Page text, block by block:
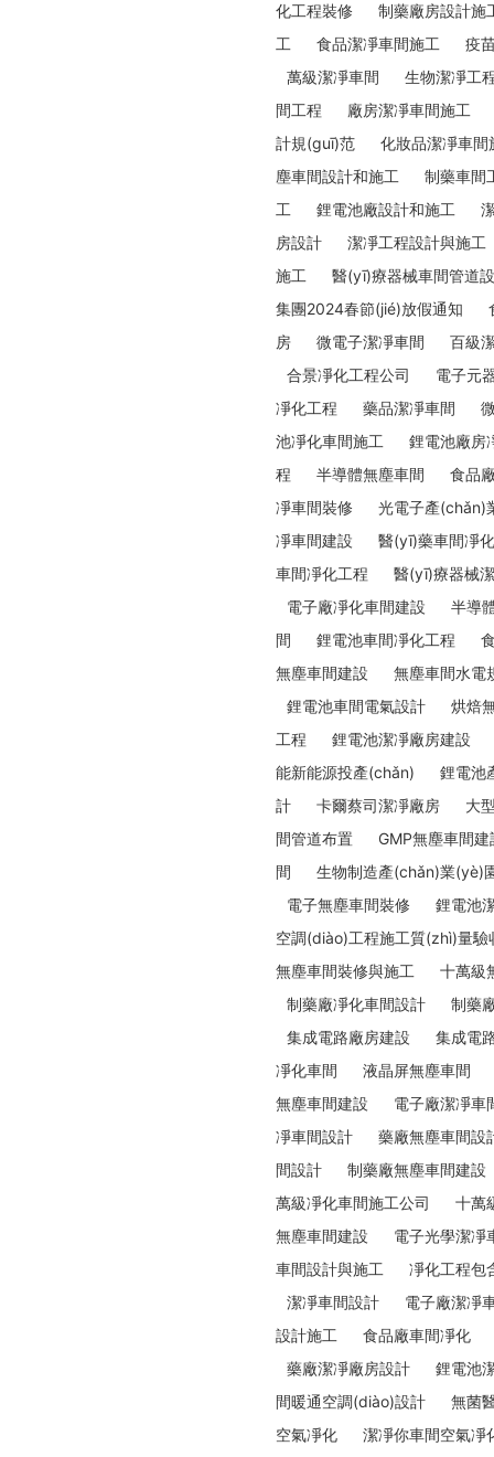
化工程裝修
制藥廠房設計施
工
食品潔凈車間施工
疫
萬級潔凈車間
生物潔凈工
間工程
廠房潔凈車間施工
計規(guī)范
化妝品潔凈車間
塵車間設計和施工
制藥車間
工
鋰電池廠設計和施工
房設計
潔凈工程設計與施工
施工
醫(yī)療器械車間管道
集團2024春節(jié)放假通知
房
微電子潔凈車間
百級
合景凈化工程公司
電子元
凈化工程
藥品潔凈車間
池凈化車間施工
鋰電池廠房
程
半導體無塵車間
食品
凈車間裝修
光電子產(chǎn)
凈車間建設
醫(yī)藥車間凈
車間凈化工程
醫(yī)療器械
電子廠凈化車間建設
半導
間
鋰電池車間凈化工程
無塵車間建設
無塵車間水電
鋰電池車間電氣設計
烘焙
工程
鋰電池潔凈廠房建設
能新能源投產(chǎn)
鋰電池
計
卡爾蔡司潔凈廠房
大
間管道布置
GMP無塵車間建
間
生物制造產(chǎn)業(yè)
電子無塵車間裝修
鋰電池
空調(diào)工程施工質(zhì)量驗
無塵車間裝修與施工
十萬級
制藥廠凈化車間設計
制藥
集成電路廠房建設
集成電
凈化車間
液晶屏無塵車間
無塵車間建設
電子廠潔凈車
凈車間設計
藥廠無塵車間設
間設計
制藥廠無塵車間建設
萬級凈化車間施工公司
十萬
無塵車間建設
電子光學潔凈
車間設計與施工
凈化工程包
潔凈車間設計
電子廠潔凈
設計施工
食品廠車間凈化
藥廠潔凈廠房設計
鋰電池
間暖通空調(diào)設計
無菌
空氣凈化
潔凈你車間空氣凈